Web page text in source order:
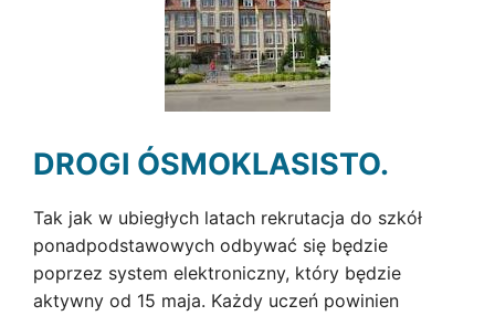
DROGI ÓSMOKLASISTO.
Tak jak w ubiegłych latach rekrutacja do szkół
ponadpodstawowych odbywać się będzie
poprzez system elektroniczny, który będzie
aktywny od 15 maja. Każdy uczeń powinien